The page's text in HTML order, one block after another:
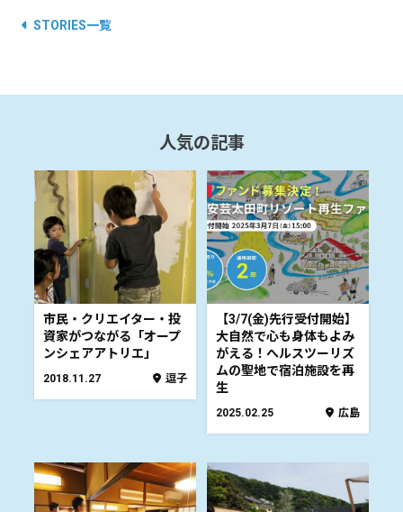
STORIES一覧
人気の記事
市民・クリエイター・投
資家がつながる「オープ
ンシェアアトリエ」
2018.11.27 逗子
【3/7(金)先行受付開始】
大自然で心も身体もよみ
がえる！へルスツーリズ
ムの聖地で宿泊施設を再
生
2025.02.25 広島